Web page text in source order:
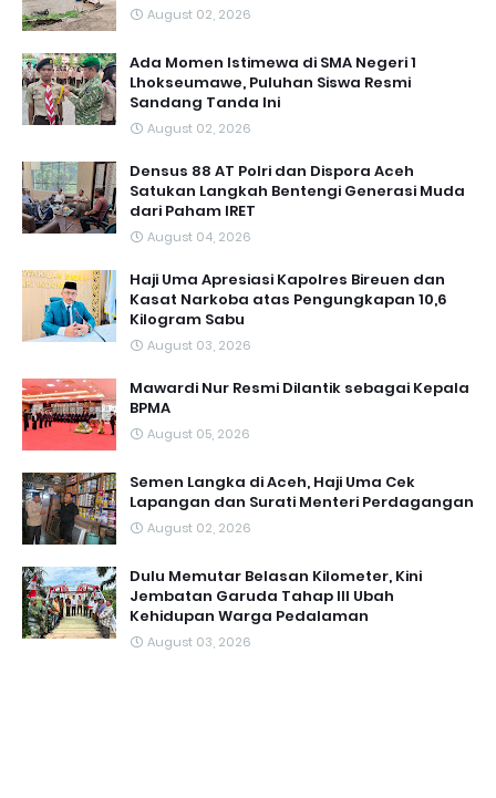
August 02, 2026
Ada Momen Istimewa di SMA Negeri 1
Lhokseumawe, Puluhan Siswa Resmi
Sandang Tanda Ini
August 02, 2026
Densus 88 AT Polri dan Dispora Aceh
Satukan Langkah Bentengi Generasi Muda
dari Paham IRET
August 04, 2026
Haji Uma Apresiasi Kapolres Bireuen dan
Kasat Narkoba atas Pengungkapan 10,6
Kilogram Sabu
August 03, 2026
Mawardi Nur Resmi Dilantik sebagai Kepala
BPMA
August 05, 2026
Semen Langka di Aceh, Haji Uma Cek
Lapangan dan Surati Menteri Perdagangan
August 02, 2026
Dulu Memutar Belasan Kilometer, Kini
Jembatan Garuda Tahap III Ubah
Kehidupan Warga Pedalaman ‎
August 03, 2026